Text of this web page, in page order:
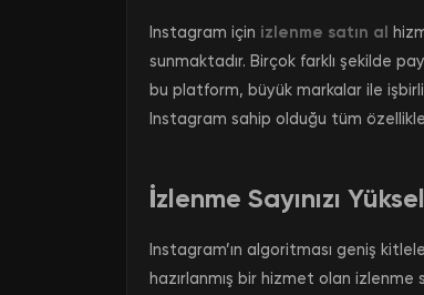
Instagram için izlenme satın al
sunmaktadır. Birçok farklı şekilde
bu platform, büyük markalar ile
Instagram sahip olduğu tüm
İzlenme Sayınızı
Instagram’ın algoritması geniş
hazırlanmış bir hizmet olan